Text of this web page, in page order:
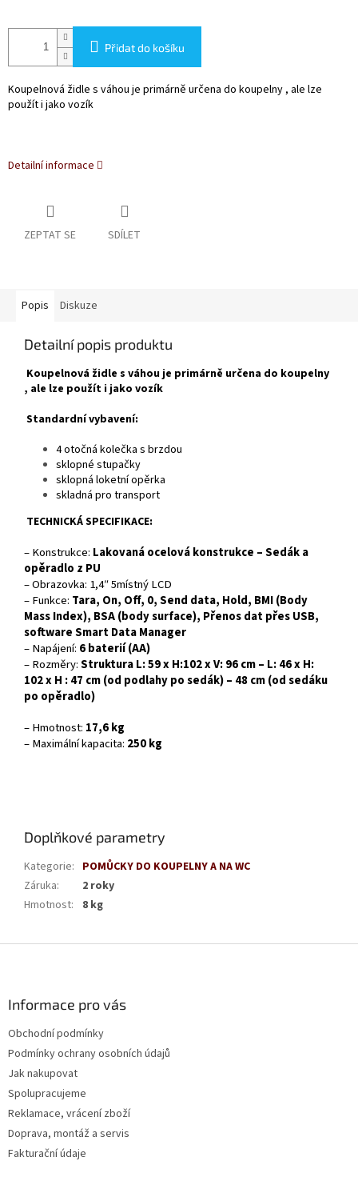
cena:
Přidat do košíku
Koupelnová židle s váhou je primárně určena do koupelny , ale lze
použít i jako vozík
Detailní informace
ZEPTAT SE SDÍLET
Popis Diskuze
Detailní popis produktu
Koupelnová židle s váhou je primárně určena do koupelny
, ale lze použít i jako vozík
Standardní vybavení:
4 otočná kolečka s brzdou
sklopné stupačky
sklopná loketní opěrka
skladná pro transport
TECHNICKÁ SPECIFIKACE:
– Konstrukce: Lakovaná ocelová konstrukce – Sedák a
opěradlo z PU
– Obrazovka: 1,4″ 5místný LCD
– Funkce: Tara, On, Off, 0, Send data, Hold, BMI (Body
Mass Index), BSA (body surface), Přenos dat přes USB,
software Smart Data Manager
– Napájení: 6 baterií (AA)
– Rozměry:Struktura L:59 x H:102 x V: 96 cm – L: 46 x H:
102 x H :47 cm(od podlahy po sedák) – 48 cm(od sedáku
po opěradlo)
– Hmotnost: 17,6 kg
– Maximální kapacita: 250 kg
Doplňkové parametry
Kategorie: POMŮCKY DO KOUPELNY A NA WC
Záruka:
2 roky
Hmotnost: 8 kg
Informace pro vás
Obchodní podmínky
Podmínky ochrany osobních údajů
Jak nakupovat
Spolupracujeme
Reklamace, vrácení zboží
Doprava, montáž a servis
Fakturační údaje